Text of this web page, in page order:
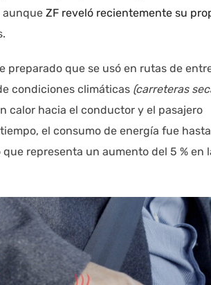
aunque ZF reveló recientemente su
preparado que se usó en rutas de
condiciones climáticas (carreteras
calor hacia el conductor y el pasajero
el consumo de energía fue
representa un aumento del 5 % en